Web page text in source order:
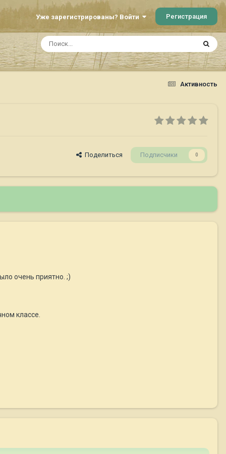
Уже зарегистрированы? Войти Регистрация
Активность
Поделиться Подписчики 0
очень приятно. ;)
классе.